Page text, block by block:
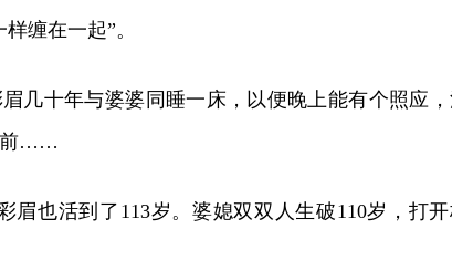
缠在一起”。
几十年与婆婆同睡一床，以便晚上能有个照应
前……
眉也活到了113岁。婆媳双双人生破110岁，打